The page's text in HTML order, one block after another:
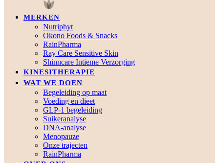
MERKEN
Nutriphyt
Okono Foods & Snacks
RainPharma
Ray Care Sensitive Skin
Shinncare Intieme Verzorging
KINESITHERAPIE
WAT WE DOEN
Begeleiding op maat
Voeding en dieet
GLP-1 begeleiding
Suikeranalyse
DNA-analyse
Menopauze
Onze trajecten
RainPharma